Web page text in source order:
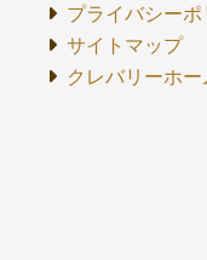
プライバシーポ
サイトマップ
クレバリーホ